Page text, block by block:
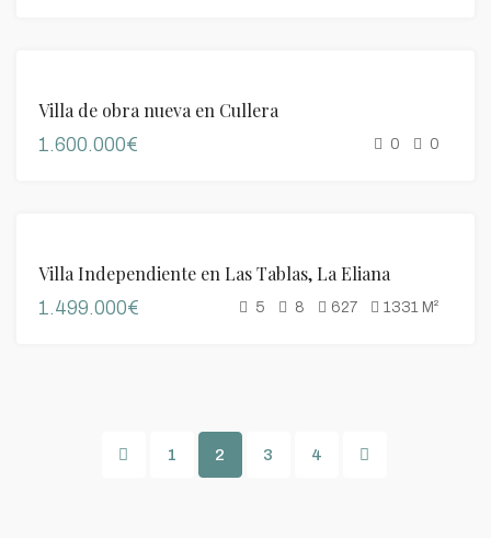
Villa de obra nueva en Cullera
1.600.000€ 0 0
Villa Independiente en Las Tablas, La Eliana
1.499.000€ 5 8 627 1331 M²
1 2 3 4